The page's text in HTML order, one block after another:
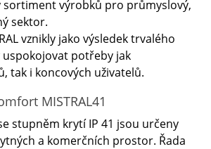
sortiment výrobků pro průmyslový,
sektor.
vznikly jako výsledek trvalého
uspokojovat potřeby jak
tak i koncových uživatelů.
MISTRAL41
stupněm krytí IP 41 jsou určeny
a komerčních prostor. Řada